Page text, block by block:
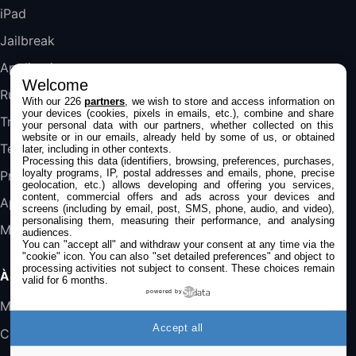
Jeu FIFA 20 sur PC (code à télécharger)
45,98€57,99€Rue Du Commerce (Vendeur Tiers)
iPad
Jailbreak
Applications
Rumeurs
Trucs & astuces
Tests
Promos
Apple
Mac
À PROPOS
Mentions légales
Confidentialité
Welcome
With our 226partners , we wish to store and access information on
your devices (cookies, pixels in emails, etc.), combine and share
your personal data with our partners, whether collected on this
website or in our emails, already held by some of us, or obtained
later, including in other contexts.
Processing this data (identifiers, browsing, preferences, purchases,
loyalty programs, IP, postal addresses and emails, phone, precise
geolocation, etc.) allows developing and offering you services,
content, commercial offers and ads across your devices and
screens (including by email, post, SMS, phone, audio, and video),
personalising them, measuring their performance, and analysing
audiences.
You can "accept all" and withdraw your consent at any time via the
"cookie" icon. You can also "set detailed preferences" and object to
processing activities not subject to consent. These choices remain
valid for 6 months.
powered by
Accept all